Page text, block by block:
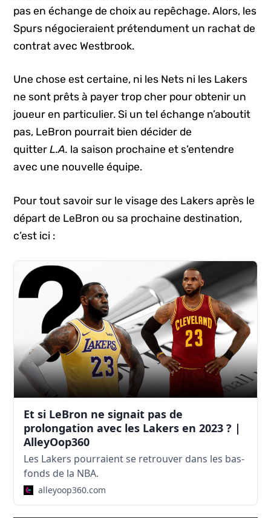
pas en échange de choix au repêchage. Alors, les
Spurs négocieraient prétendument un rachat de
contrat avec Westbrook.
Une chose est certaine, ni les Nets ni les Lakers
ne sont prêts à payer trop cher pour obtenir un
joueur en particulier. Si un tel échange n’aboutit
pas, LeBron pourrait bien décider de
quitterL.A. la saison prochaine et s’entendre
avec une nouvelle équipe.
Pour tout savoir sur le visage des Lakers après le
départ de LeBron ou sa prochaine destination,
c’est ici :
Et si LeBron ne signait pas de
prolongation avec les Lakers en 2023 ? |
AlleyOop360
Les Lakers pourraient se retrouver dans les bas-
fonds de la NBA.
alleyoop360.com